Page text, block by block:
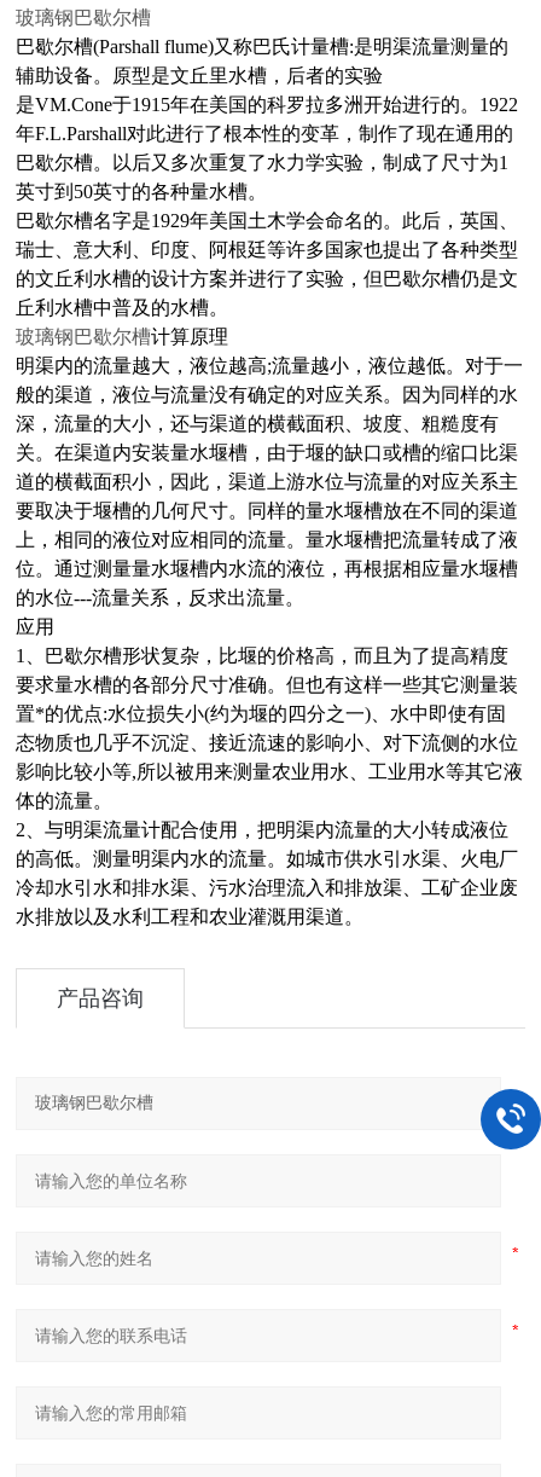
玻璃钢巴歇尔槽
巴歇尔槽(Parshall flume)又称巴氏计量槽:是明渠流量测量的
辅助设备。原型是文丘里水槽，后者的实验
是VM.Cone于1915年在美国的科罗拉多洲开始进行的。1922
年F.L.Parshall对此进行了根本性的变革，制作了现在通用的
巴歇尔槽。以后又多次重复了水力学实验，制成了尺寸为1
英寸到50英寸的各种量水槽。
巴歇尔槽名字是1929年美国土木学会命名的。此后，英国、
瑞士、意大利、印度、阿根廷等许多国家也提出了各种类型
的文丘利水槽的设计方案并进行了实验，但巴歇尔槽仍是文
丘利水槽中普及的水槽。
玻璃钢巴歇尔槽计算原理
明渠内的流量越大，液位越高;流量越小，液位越低。对于一
般的渠道，液位与流量没有确定的对应关系。因为同样的水
深，流量的大小，还与渠道的横截面积 、坡度、粗糙度有
关。在渠道内安装量水堰槽，由于堰的缺口或槽的缩口比渠
道的横截面积小，因此，渠道上游水位与流量的对应关系主
要取决于堰槽的几何尺寸。同样的量水堰槽放在不同的渠道
上，相同的液位对应相同的流量。量水堰槽把流量转成了液
位。通过测量量水堰槽内水流的液位，再根据相应量水堰槽
的水位---流量关系，反求出流量。
应用
1、巴歇尔槽形状复杂，比堰的价格高，而且为了提高精度
要求量水槽的各部分尺寸准确。但也有这样一些其它测量装
置*的优点:水位损失小(约为堰的四分之一)、水中即使有固
态物质也几乎不沉淀、接近流速的影响小、对下流侧的水位
影响比较小等,所以被用来测量农业用水、工业用水等其它液
体的流量。
2、与明渠流量计配合使用，把明渠内流量的大小转成液位
的高低。测量明渠内水的流量。如城市供水引水渠、火电厂
冷却水引水和排水渠、污水治理流入和排放渠、工矿企业废
水排放以及水利工程和农业灌溉用渠道。
产品咨询